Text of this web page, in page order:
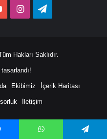
YouTubeInstagramTelegram
Hakları Saklıdır.
Ekibimiz İçerik Haritası
İletişim